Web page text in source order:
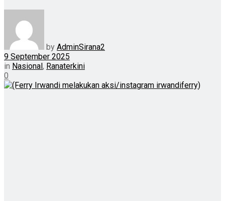
by AdminSirana2
9 September 2025
in Nasional, Ranaterkini
0